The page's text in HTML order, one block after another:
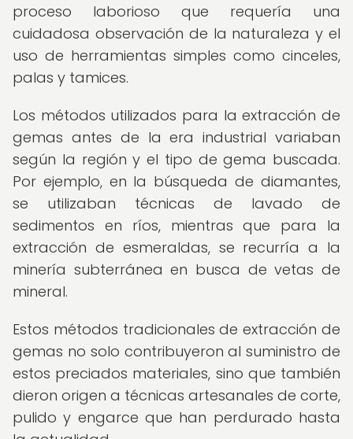
proceso laborioso que requería una
cuidadosa observación de la naturaleza y el
uso de herramientas simples como cinceles,
palas y tamices.
Los métodos utilizados para la extracción de
gemas antes de la era industrial variaban
según la región y el tipo de gema buscada.
Por ejemplo, en la búsqueda de diamantes,
se utilizaban técnicas de lavado de
sedimentos en ríos, mientras que para la
extracción de esmeraldas, se recurría a la
minería subterránea en busca de vetas de
mineral.
Estos métodos tradicionales de extracción de
gemas no solo contribuyeron al suministro de
estos preciados materiales, sino que también
dieron origen a técnicas artesanales de corte,
pulido y engarce que han perdurado hasta